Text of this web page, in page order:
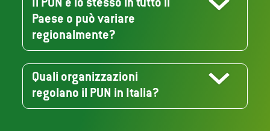
Il PUN è lo stesso in tutto il
Paese o può variare
regionalmente?
Quali organizzazioni
regolano il PUN in Italia?